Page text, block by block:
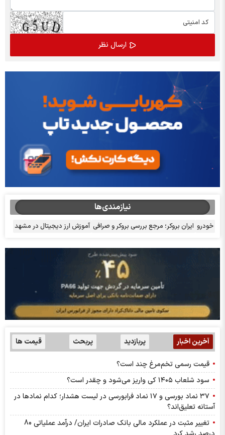
نیازمندی‌ها
خودرو ایران بروکر؛ مرجع بررسی بروکر و صرافی آموزش ارز دیجیتال در مشهد
آخرین اخبار پربازدید پربحث قیمت ها
قیمت رسمی تخم‌مرغ چند است؟
سود شلعاب ۱۴۰۵ کی واریز می‌شود و چقدر است؟
۳۷ نماد بورسی و ۱۷ نماد فرابورسی در لیست هشدار؛ کدام نماد‌ها در
آستانه تعلیق‌اند؟
تغییر مثبت در عملکرد مالی بانک صادرات ایران/ درآمد عملیاتی 80